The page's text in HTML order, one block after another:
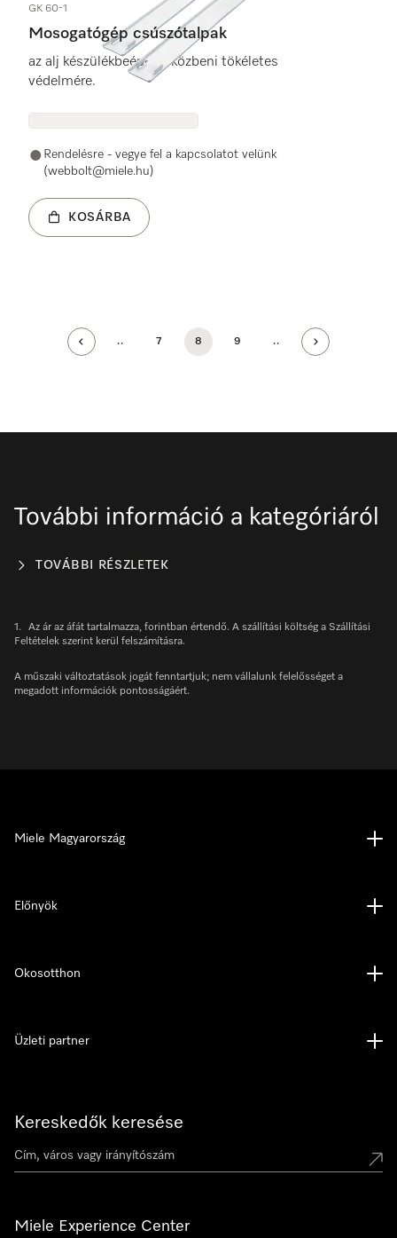
GK 60-1
Mosogatógép csúszótalpak
az alj készülékbeépítés közbeni tökéletes
védelmére.
Rendelésre - vegye fel a kapcsolatot velünk
(webbolt@miele.hu)
KOSÁRBA
.. 7 8 9 ..
További információ a kategóriáról
TOVÁBBI RÉSZLETEK
1.
Az ár az áfát tartalmazza, forintban értendő. A szállítási költség a Szállítási
Feltételek szerint kerül felszámításra.
A műszaki változtatások jogát fenntartjuk; nem vállalunk felelősséget a
megadott információk pontosságáért.
Kereskedők keresése
Miele Experience Center
Miele Magyarország
Előnyök
Okosotthon
Üzleti partner